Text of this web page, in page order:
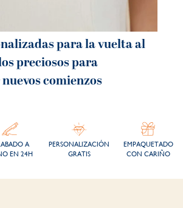
para la vuelta al
preciosos para
comienzos
A
EN 24H
PERSONALIZACIÓN
GRATIS
EMPAQUETADO
CON CARIÑO